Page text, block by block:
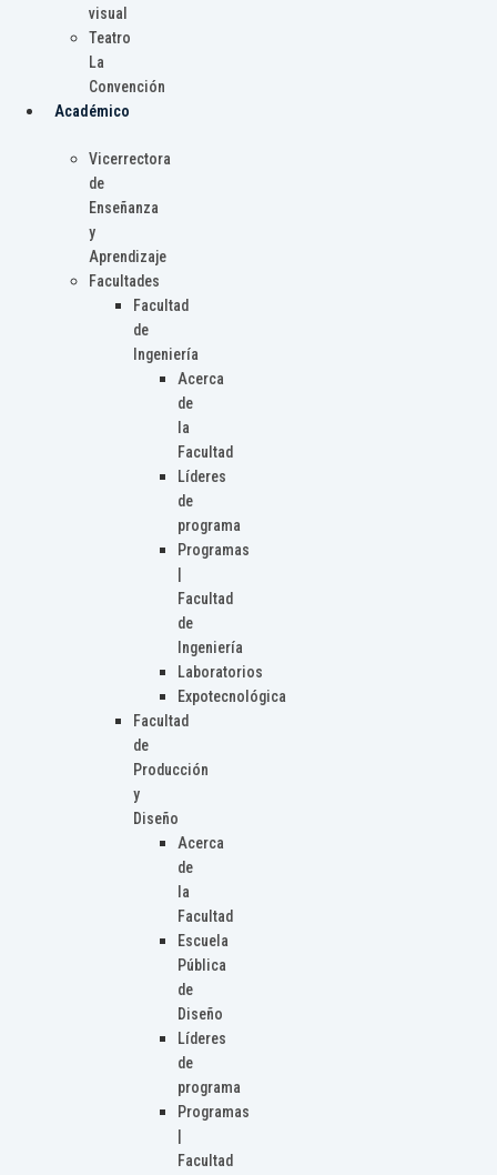
visual
Teatro
La
Convención
Académico
Vicerrectora
de
Enseñanza
y
Aprendizaje
Facultades
Facultad
de
Ingeniería
Acerca
de
la
Facultad
Líderes
de
programa
Programas
Facultad
de
Ingeniería
Laboratorios
Expotecnológica
Facultad
de
Producción
y
Diseño
Acerca
de
la
Facultad
Escuela
Pública
de
Diseño
Líderes
de
programa
Programas
Facultad